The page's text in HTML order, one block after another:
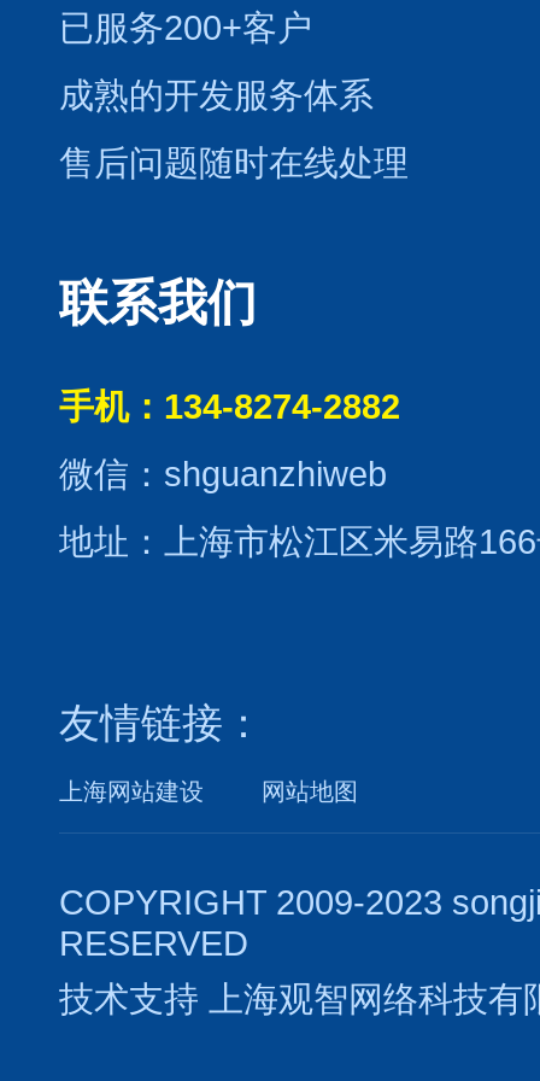
已服务200+客户
成熟的开发服务体系
售后问题随时在线处理
联系我们
手机：134-8274-2882
微信：shguanzhiweb
地址：上海市松江区米易路
友情链接：
上海网站建设 网站地图
COPYRIGHT 2009-2023
RESERVED
技术支持
上海观智网络科技有